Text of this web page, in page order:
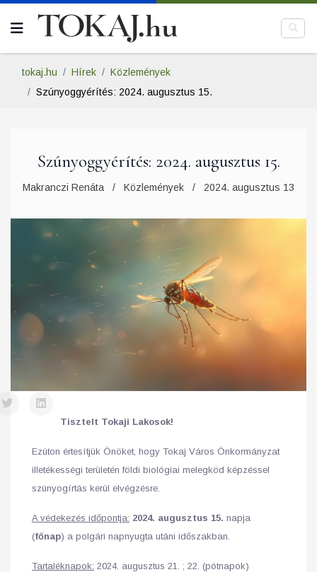
tokaj.hu Hírek
Közlemények
Szúnyoggyérítés: 2024. augusztus 15.
Szúnyoggyérítés: 2024. augusztus 15.
Makranczi Renáta Közlemények 2024. augusztus 13
Tisztelt Tokaji Lakosok!
Ezúton értesítjük Önöket, hogy Tokaj Város Önkormányzat
illetékességi területén földi biológiai melegköd képzéssel
szúnyogírtás kerül elvégzésre.
A védekezés időpontja: 2024. augusztus 15. napja
(főnap) a polgári napnyugta utáni időszakban.
Tartaléknapok: 2024. augusztus 21. ; 22. (pótnapok)